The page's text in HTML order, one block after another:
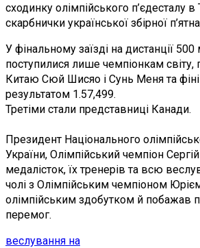
сходинку олімпійського п’єдесталу
скарбнички української збірної
У фінальному заїзді на дистанції 500
поступилися лише чемпіонкам
Китаю Сюй Шисяо і Сунь Меня та
результатом 1.57,499.
Третіми стали представниці Канади.
Президент Національного
України, Олімпійський чемпіон
медалісток, їх тренерів та всю
чолі з Олімпійським чемпіоном
олімпійським здобутком й побажав
перемог.
веслування на